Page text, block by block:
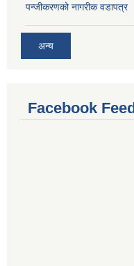
प‍न्जीकरणको नागरीक वडापत्र
अन्य
Facebook Feed